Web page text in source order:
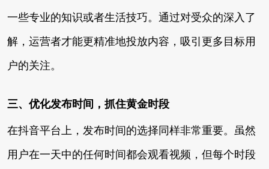
一些专业的知识或者生活技巧。通过对受众的深入了
解，运营者才能更精准地投放内容，吸引更多目标用
户的关注。
三、优化发布时间，抓住黄金时段
在抖音平台上，发布时间的选择同样非常重要。虽然
用户在一天中的任何时间都会观看视频，但每个时段